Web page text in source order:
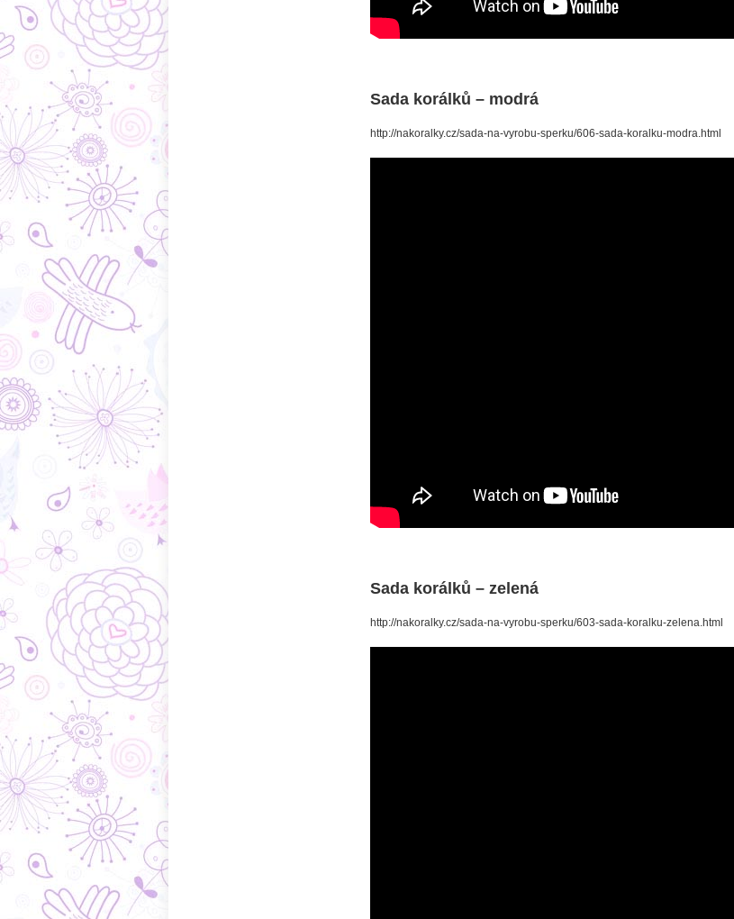
Sada korálků – modrá
http://nakoralky.cz/sada-na-vyrobu-sperku/606-sada-koralku-modra.html
Sada korálků – zelená
http://nakoralky.cz/sada-na-vyrobu-sperku/603-sada-koralku-zelena.html